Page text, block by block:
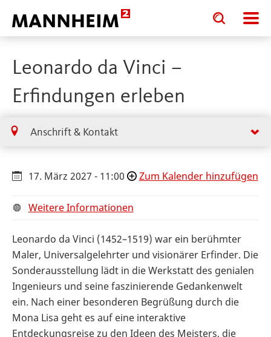
Toggle
search
input
Toggle
search
input
Leonardo da Vinci –
Erfindungen erleben
Anschrift & Kontakt
17. März 2027 - 11:00 Zum Kalender hinzufügen
Weitere Informationen
Leonardo da Vinci (1452–1519) war ein berühmter
Maler, Universalgelehrter und visionärer Erfinder. Die
Sonderausstellung lädt in die Werkstatt des genialen
Ingenieurs und seine faszinierende Gedankenwelt
ein. Nach einer besonderen Begrüßung durch die
Mona Lisa geht es auf eine interaktive
Entdeckungsreise zu den Ideen des Meisters, die